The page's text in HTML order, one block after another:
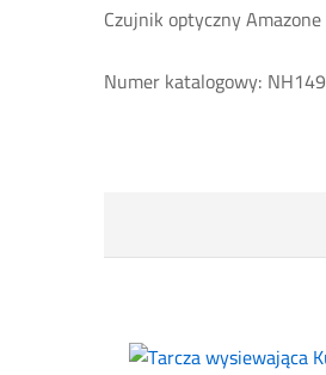
Czujnik optyczny Amazone
Numer katalogowy: NH149